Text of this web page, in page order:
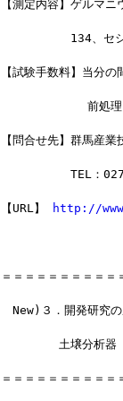
【測定内容】ゲルマ
134、セシウム
【試験手数料】当分の
　　　　　前処理
【問合せ先】群馬産
TEL：027-290-
【URL】 http://
＝＝＝＝＝＝＝＝＝＝
New)３．開発研究の
土壌分析器（土壌
＝＝＝＝＝＝＝＝＝＝